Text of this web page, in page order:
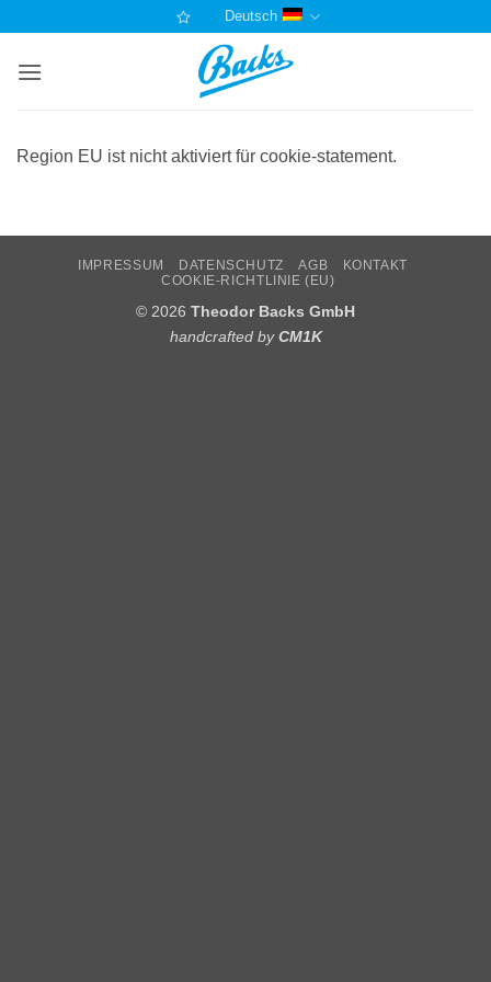
springen
Deutsch
Region EU ist nicht aktiviert für cookie-statement.
IMPRESSUM DATENSCHUTZ AGB
KONTAKT
COOKIE-RICHTLINIE (EU)
© 2026 Theodor Backs GmbH
handcrafted byCM1K